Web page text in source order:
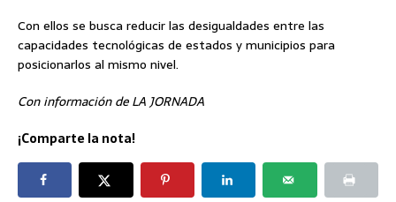
Con ellos se busca reducir las desigualdades entre las
capacidades tecnológicas de estados y municipios para
posicionarlos al mismo nivel.
Con información de LA JORNADA
¡Comparte la nota!